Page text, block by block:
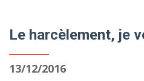
Le harcèlement, je
13/12/2016